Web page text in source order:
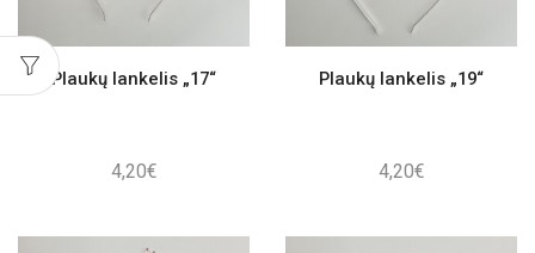
Plaukų lankelis „17“
4,20€
Plaukų lankelis „19“
4,20€